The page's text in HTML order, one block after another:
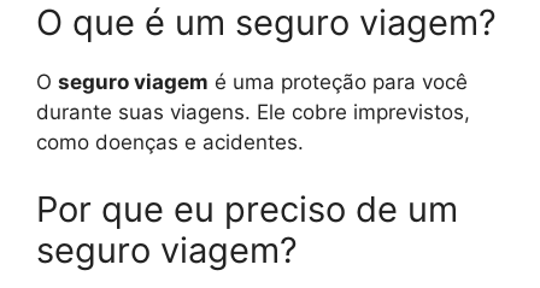
O que é um seguro viagem?
O seguro viagem é uma proteção para você
durante suas viagens. Ele cobre imprevistos,
como doenças e acidentes.
Por que eu preciso de um
seguro viagem?